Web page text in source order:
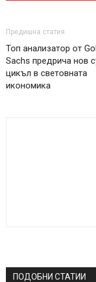
Предишна статия
Топ анализатор от
Sachs предрича нов
цикъл в световната
икономика
ПОДОБНИ СТАТИИ